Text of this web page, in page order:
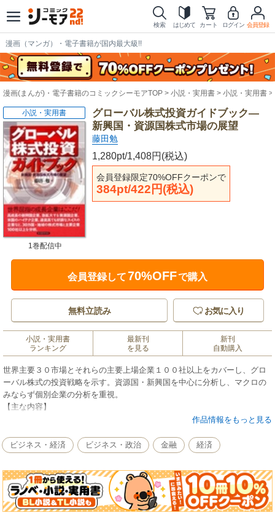
検索 はじめて カート ログイン 会員登録
漫画（マンガ）・電子書籍が国内最大級!!
漫画(まんが)・電子書籍のコミックシーモアTOP 小説・実用書 小説・実用書
グローバル株式投資ガイドブック―
新興国・資源国株式市場の展望
藤田勉
1,280pt/1,408円(税込)
会員登録限定70%OFFクーポンで
384pt/422円(税込)
小説・実用書
1巻配信中
会員登録して70%OFFで購入
無料立読み お気に入り
小説・実用書
ランキング
最新刊
を見る
新刊
自動購入
世界主要３０市場とそれらの主要上場企業１００社以上をカバーし、グロ
ーバル株式の投資戦略を示す。資源国・新興国を中心に分析し、マクロの
みならず個別企業の分析を重視。
【主な内容】
第１章 なぜ、今、グローバル株式投資なのか／第２章 BRICs時代から
する資源国株式市場／第５章 ハイテク企業が牽引する米国株式市場／第
６章 揺れる欧州株式市場の中で光る企業／第７章 グローバル株式投資
作品情報をもっと見る
ビジネス・経済 ビジネス・政治 金融 経済